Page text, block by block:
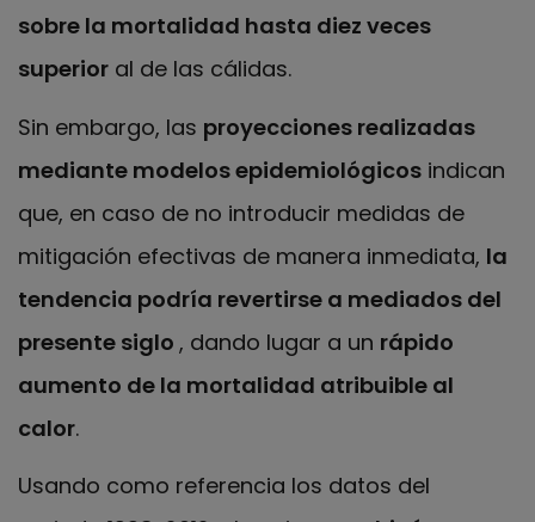
sobre la mortalidad hasta diez veces
superior al de las cálidas.
Sin embargo, las proyecciones realizadas
mediante modelos epidemiológicos indican
que, en caso de no introducir medidas de
mitigación efectivas de manera inmediata, la
tendencia podría revertirse a mediados del
presente siglo , dando lugar a un rápido
aumento de la mortalidad atribuible al
calor.
Usando como referencia los datos del